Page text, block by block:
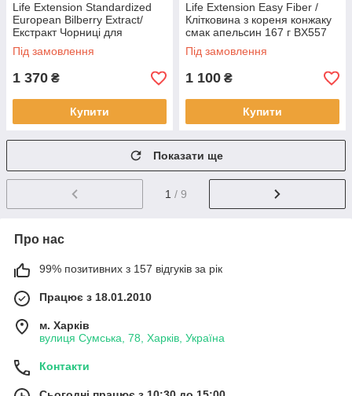
Life Extension Standardized
European Bilberry Extract/
Екстракт Чорниці для
здоров'я очей 90 капсул
BX617
Під замовлення
1 370 ₴
Купити
Life Extension Easy Fiber /
Клітковина з кореня конжаку
смак апельсин 167 г BX557
Під замовлення
1 100 ₴
Купити
Показати ще
1 / 9
Про нас
99% позитивних з 157 відгуків за рік
Працює з 18.01.2010
м. Харків
вулиця Сумська, 78, Харків, Україна
Контакти